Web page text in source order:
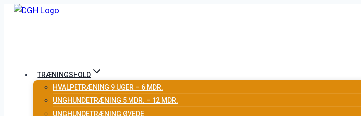
Fortsæt
TRÆNINGSHOLD
HVALPETRÆNING 9 UGER – 6 MDR.
UNGHUNDETRÆNING 5 MDR. – 12 MDR.
UNGHUNDETRÆNING ØVEDE